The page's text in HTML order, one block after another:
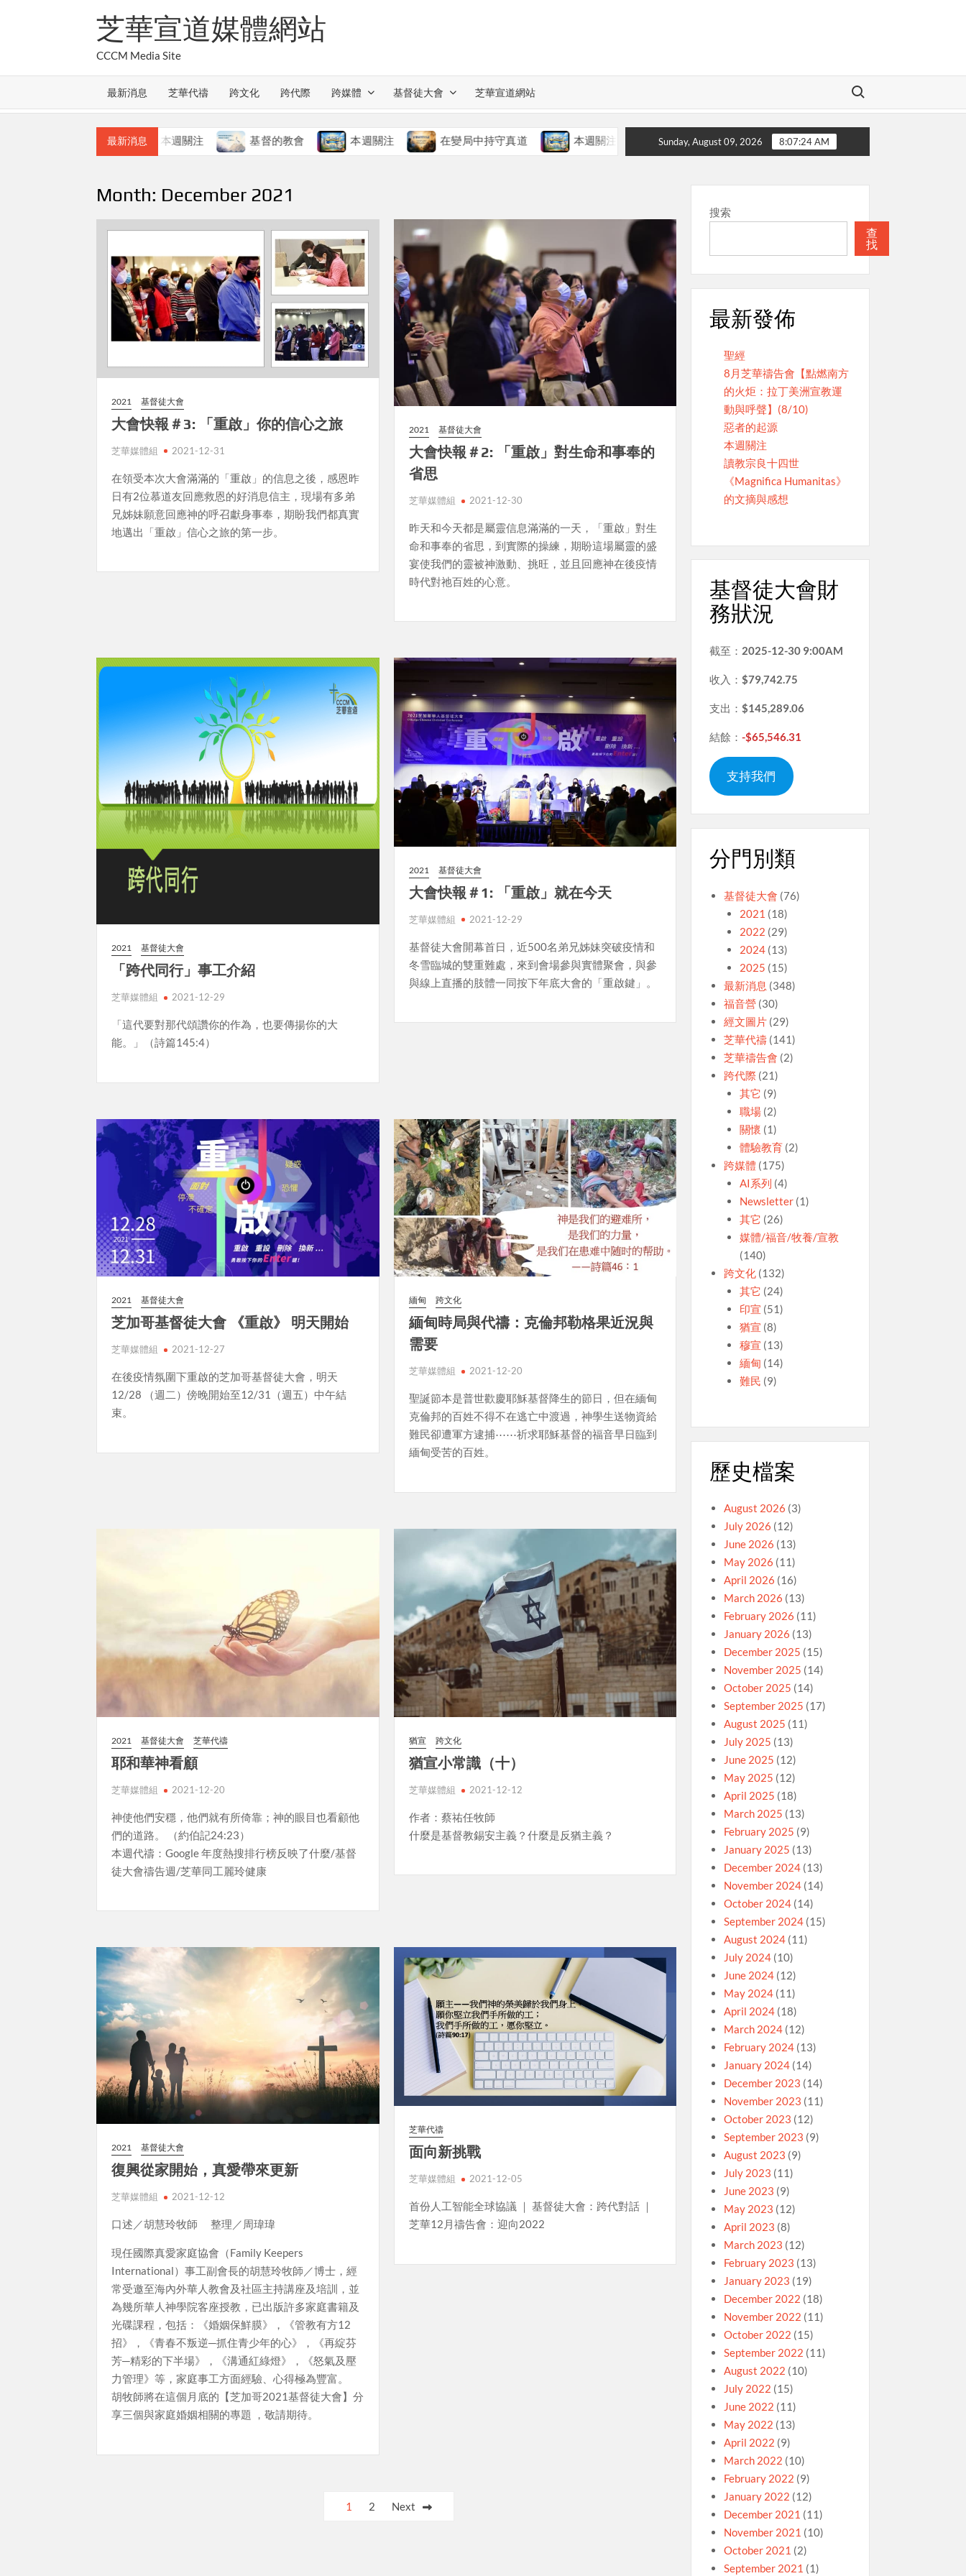
芝華宣道媒體網站
CCCM Media Site
最新消息 芝華代禱 跨文化 跨代際 跨媒體 基督徒大會 芝華宣道網站
Search for:
最新消息
本週關注 基督的教會 本週關注 在變局中持守真道 本週關注 慈愛的神 本週關注 聖經
Sunday, August 09, 2026 8:07:25 AM
Month: December 2021
2021 基督徒大會
大會快報＃3: 「重啟」你的信心之旅
芝華媒體組 2021-12-31
在領受本次大會滿滿的「重啟」的信息之後，感恩昨
日有2位慕道友回應救恩的好消息信主，現場有多弟
兄姊妹願意回應神的呼召獻身事奉，期盼我們都真實
地邁出「重啟」信心之旅的第一步。
2021 基督徒大會
大會快報＃2: 「重啟」對生命和事奉的
省思
芝華媒體組 2021-12-30
昨天和今天都是屬靈信息滿滿的一天，「重啟」對生
命和事奉的省思，到實際的操練，期盼這場屬靈的盛
宴使我們的靈被神激動、挑旺，並且回應神在後疫情
時代對祂百姓的心意。
2021 基督徒大會
「跨代同行」事工介紹
芝華媒體組 2021-12-29
「這代要對那代頌讚你的作為，也要傳揚你的大
能。」（詩篇145:4）
2021 基督徒大會
大會快報＃1: 「重啟」就在今天
芝華媒體組 2021-12-29
基督徒大會開幕首日，近500名弟兄姊妹突破疫情和
冬雪臨城的雙重難處，來到會場參與實體聚會，與參
與線上直播的肢體一同按下年底大會的「重啟鍵」。
2021 基督徒大會
芝加哥基督徒大會 《重啟》 明天開始
芝華媒體組 2021-12-27
在後疫情氛圍下重啟的芝加哥基督徒大會，明天
12/28 （週二）傍晚開始至12/31（週五）中午結
束。
緬甸 跨文化
緬甸時局與代禱：克倫邦勒格果近況與
需要
芝華媒體組 2021-12-20
聖誕節本是普世歡慶耶穌基督降生的節日，但在緬甸
克倫邦的百姓不得不在逃亡中渡過，神學生送物資給
難民卻遭軍方逮捕⋯⋯祈求耶穌基督的福音早日臨到
緬甸受苦的百姓。
2021 基督徒大會 芝華代禱
耶和華神看顧
芝華媒體組 2021-12-20
神使他們安穩，他們就有所倚靠；神的眼目也看顧他
們的道路。 （約伯記24:23）
本週代禱：Google 年度熱搜排行榜反映了什麼/基督
徒大會禱告週/芝華同工麗玲健康
猶宣 跨文化
猶宣小常識（十）
芝華媒體組 2021-12-12
作者：蔡祐任牧師
什麼是基督教錫安主義？什麼是反猶主義？
2021 基督徒大會
復興從家開始，真愛帶來更新
芝華媒體組 2021-12-12
口述／胡慧玲牧師 整理／周瑋瑋
現任國際真愛家庭協會（Family Keepers
International）事工副會長的胡慧玲牧師／博士，經
常受邀至海內外華人教會及社區主持講座及培訓，並
為幾所華人神學院客座授教，已出版許多家庭書籍及
光碟課程，包括：《婚姻保鮮膜》，《管教有方12
招》，《青春不叛逆─抓住青少年的心》，《再綻芬
芳─精彩的下半場》，《溝通紅綠燈》，《怒氣及壓
力管理》等，家庭事工方面經驗、心得極為豐富。
胡牧師將在這個月底的【芝加哥2021基督徒大會】分
享三個與家庭婚姻相關的專題 ，敬請期待。
芝華代禱
面向新挑戰
芝華媒體組 2021-12-05
首份人工智能全球協議 ｜ 基督徒大會：跨代對話 ｜
芝華12月禱告會：迎向2022
1 2 Next
搜索
查
找
最新發佈
聖經
8月芝華禱告會【點燃南方
的火炬：拉丁美洲宣教運
動與呼聲】(8/10)
惡者的起源
本週關注
讀教宗良十四世
《Magnifica Humanitas》
的文摘與感想
基督徒大會財
務狀況
截至： 2025-12-30 9:00AM
收入： $79,742.75
支出： $145,289.06
結餘： -$65,546.31
支持我們
分門別類
基督徒大會 (76)
2021 (18)
2022 (29)
2024 (13)
2025 (15)
最新消息 (348)
福音營(30)
經文圖片(29)
芝華代禱(141)
芝華禱告會 (2)
跨代際(21)
其它 (9)
職場 (2)
關懷 (1)
體驗教育 (2)
跨媒體 (175)
AI系列 (4)
Newsletter (1)
其它 (26)
媒體/福音/牧養/宣教
(140)
跨文化 (132)
其它 (24)
印宣 (51)
猶宣 (8)
穆宣 (13)
緬甸 (14)
難民 (9)
歷史檔案
August 2026 (3)
July 2026 (12)
June 2026 (13)
May 2026 (11)
April 2026 (16)
March 2026 (13)
February 2026 (11)
January 2026 (13)
December 2025 (15)
November 2025 (14)
October 2025 (14)
September 2025 (17)
August 2025 (11)
July 2025 (13)
June 2025 (12)
May 2025 (12)
April 2025 (18)
March 2025 (13)
February 2025 (9)
January 2025 (13)
December 2024(13)
November 2024(14)
October 2024(14)
September 2024(15)
August 2024(11)
July 2024(10)
June 2024(12)
May 2024(11)
April 2024(18)
March 2024(12)
February 2024(13)
January 2024(14)
December 2023 (14)
November 2023 (11)
October 2023 (12)
September 2023 (9)
August 2023 (9)
July 2023 (11)
June 2023 (9)
May 2023 (12)
April 2023 (8)
March 2023 (12)
February 2023 (13)
January 2023 (19)
December 2022 (18)
November 2022 (11)
October 2022 (15)
September 2022 (11)
August 2022 (10)
July 2022 (15)
June 2022 (11)
May 2022 (13)
April 2022 (9)
March 2022 (10)
February 2022 (9)
January 2022 (12)
December 2021 (11)
November 2021 (10)
October 2021 (2)
September 2021 (1)